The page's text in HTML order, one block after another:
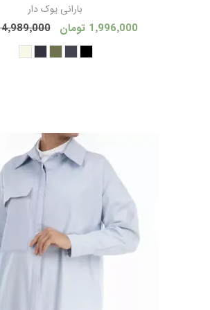
بارانی يوک دار
1٬996٬000 تومان 4٬989٬000 تومان